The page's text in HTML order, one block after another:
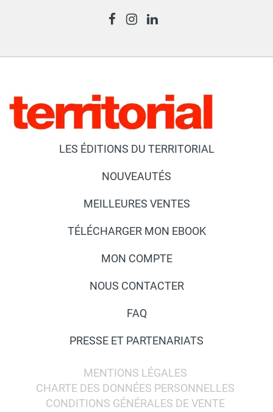
LES ÉDITIONS DU TERRITORIAL
NOUVEAUTÉS
MEILLEURES VENTES
TÉLÉCHARGER MON EBOOK
MON COMPTE
NOUS CONTACTER
FAQ
PRESSE ET PARTENARIATS
MENTIONS LÉGALES
CHARTE DES DONNÉES PERSONNELLES
CONDITIONS GÉNÉRALES DE VENTE